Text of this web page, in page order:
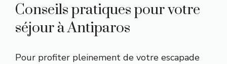
Conseils pratiques pour votre
séjour à Antiparos
Pour profiter pleinement de votre escapade